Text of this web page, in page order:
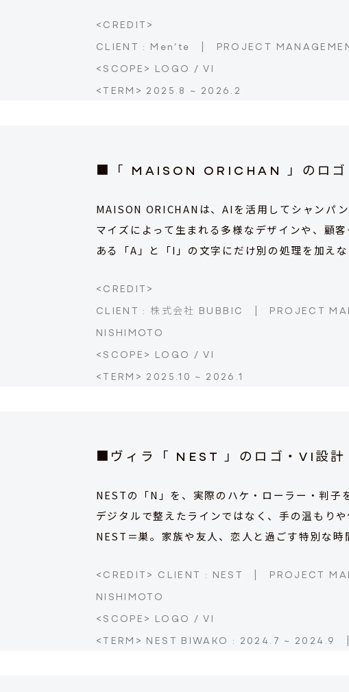
<CREDIT>
CLIENT : Men’te
| PROJECT
<SCOPE> LOGO / VI
<TERM> 2025.8 ~ 2026.2
■「 MAISON ORICHAN 」のロゴ
MAISON ORICHANは、AIを活用してシャンパ
マイズによって生まれる多様なデザインや、顧
ある「A」と「I」の文字にだけ別の処理を加え
<CREDIT>
CLIENT : 株式会社 BUBBIC
| PROJECT
NISHIMOTO
<SCOPE> LOGO / VI
<TERM> 2025.10 ~ 2026.1
■ヴィラ「 NEST 」のロゴ・VI設計
NESTの「N」を、実際のハケ・ローラー・判子
デジタルで整えたラインではなく、手の温もり
NEST＝巣。家族や友人、恋人と過ごす特別な
<CREDIT> CLIENT : NEST | PROJECT
NISHIMOTO
<SCOPE> LOGO / VI
<TERM> NEST BIWAKO : 2024.7 ~ 2024.9